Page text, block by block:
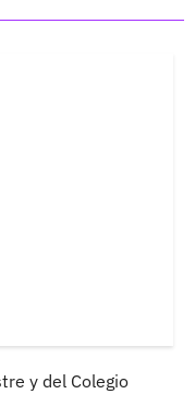
y del Colegio